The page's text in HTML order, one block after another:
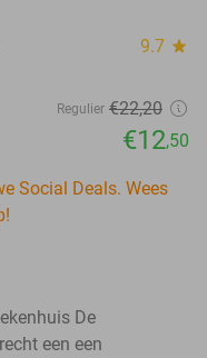
9.7 star
Regulier €22,20
€12,50
Social Deals. Wees
De
een een